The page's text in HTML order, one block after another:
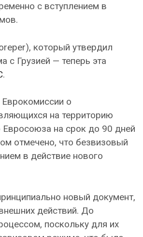
с вступлением в
который утвердил
Грузией — теперь эта
.
о
на территорию
Евросоюза на срок до 90 дней
отмечено, что безвизовый
в действие нового
новый документ,
действий. До
поскольку для их